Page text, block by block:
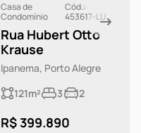
Casa de
Condomínio
Cód.:
453617-LU
Rua Hubert Otto
Krause
Ipanema, Porto Alegre
121m²
3 2
R$ 399.890